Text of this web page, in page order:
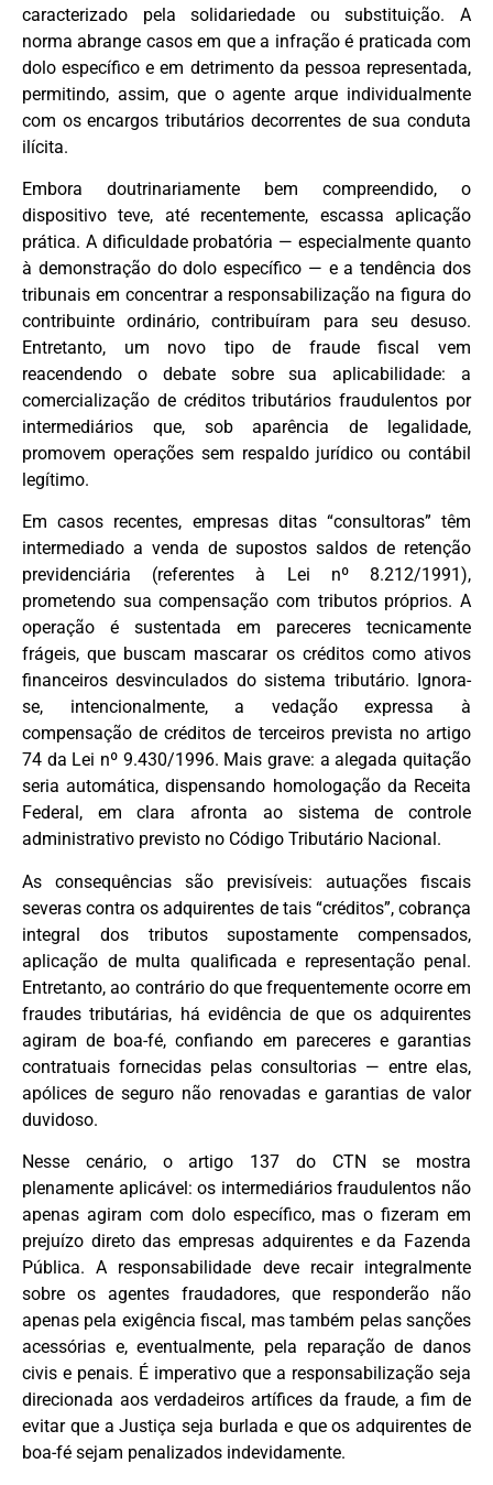
caracterizado pela solidariedade ou substituição. A
norma abrange casos em que a infração é praticada com
dolo específico e em detrimento da pessoa representada,
permitindo, assim, que o agente arque individualmente
com os encargos tributários decorrentes de sua conduta
ilícita.
Embora doutrinariamente bem compreendido, o
dispositivo teve, até recentemente, escassa aplicação
prática. A dificuldade probatória — especialmente quanto
à demonstração do dolo específico — e a tendência dos
tribunais em concentrar a responsabilização na figura do
contribuinte ordinário, contribuíram para seu desuso.
Entretanto, um novo tipo de fraude fiscal vem
reacendendo o debate sobre sua aplicabilidade: a
comercialização de créditos tributários fraudulentos por
intermediários que, sob aparência de legalidade,
promovem operações sem respaldo jurídico ou contábil
legítimo.
Em casos recentes, empresas ditas “consultoras” têm
intermediado a venda de supostos saldos de retenção
previdenciária (referentes à Lei nº 8.212/1991),
prometendo sua compensação com tributos próprios. A
operação é sustentada em pareceres tecnicamente
frágeis, que buscam mascarar os créditos como ativos
financeiros desvinculados do sistema tributário. Ignora-
se, intencionalmente, a vedação expressa à
compensação de créditos de terceiros prevista no artigo
74 da Lei nº 9.430/1996. Mais grave: a alegada quitação
seria automática, dispensando homologação da Receita
Federal, em clara afronta ao sistema de controle
administrativo previsto no Código Tributário Nacional.
As consequências são previsíveis: autuações fiscais
severas contra os adquirentes de tais “créditos”, cobrança
integral dos tributos supostamente compensados,
aplicação de multa qualificada e representação penal.
Entretanto, ao contrário do que frequentemente ocorre em
fraudes tributárias, há evidência de que os adquirentes
agiram de boa-fé, confiando em pareceres e garantias
contratuais fornecidas pelas consultorias — entre elas,
apólices de seguro não renovadas e garantias de valor
duvidoso.
Nesse cenário, o artigo 137 do CTN se mostra
plenamente aplicável: os intermediários fraudulentos não
apenas agiram com dolo específico, mas o fizeram em
prejuízo direto das empresas adquirentes e da Fazenda
Pública. A responsabilidade deve recair integralmente
sobre os agentes fraudadores, que responderão não
apenas pela exigência fiscal, mas também pelas sanções
acessórias e, eventualmente, pela reparação de danos
civis e penais. É imperativo que a responsabilização seja
direcionada aos verdadeiros artífices da fraude, a fim de
evitar que a Justiça seja burlada e que os adquirentes de
boa-fé sejam penalizados indevidamente.